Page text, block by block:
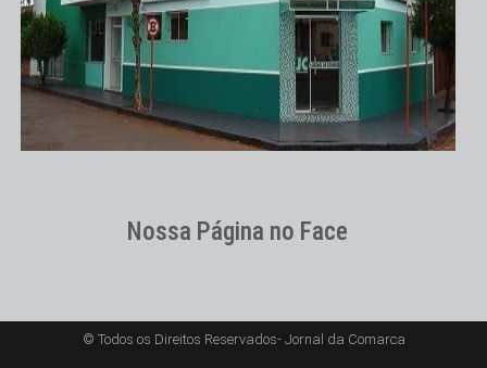
Nossa Página no Face
© Todos os Direitos Reservados- Jornal da Comarca